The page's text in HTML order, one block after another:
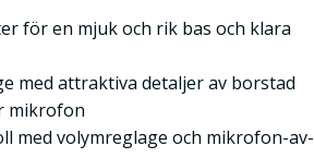
för en mjuk och rik bas och klara
med attraktiva detaljer av borstad
mikrofon
med volymreglage och mikrofon-av-